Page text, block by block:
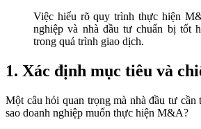
Việc hiểu rõ quy trình thực hiện
nghiệp và nhà đầu tư chuẩn bị tốt
trong quá trình giao dịch.
1. Xác định mục tiêu và
Một câu hỏi quan trọng mà nhà đầu tư
sao doanh nghiệp muốn thực hiện M&A?